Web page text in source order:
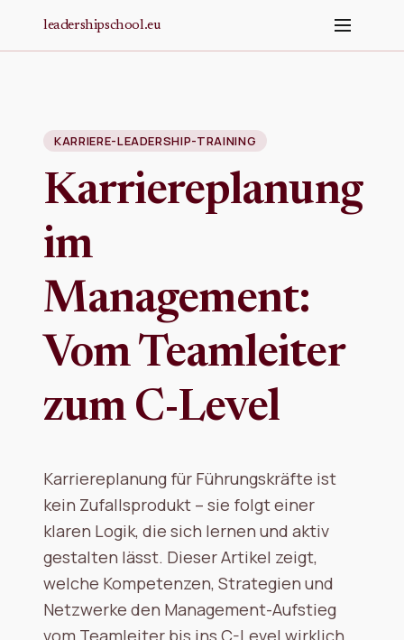
Zum Hauptinhalt springen
leadershipschool.eu
KARRIERE-LEADERSHIP-TRAINING
Karriereplanung
im
Management:
Vom Teamleiter
zum C-Level
Karriereplanung für Führungskräfte ist
kein Zufallsprodukt – sie folgt einer
klaren Logik, die sich lernen und aktiv
gestalten lässt. Dieser Artikel zeigt,
welche Kompetenzen, Strategien und
Netzwerke den Management-Aufstieg
vom Teamleiter bis ins C-Level wirklich